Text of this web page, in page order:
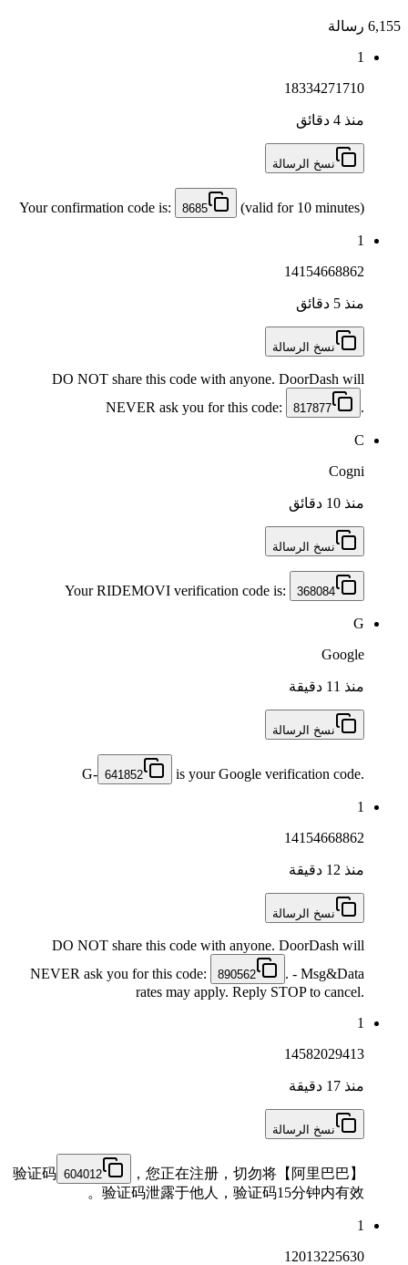
6,155 رسالة
1
18334271710
منذ 4 دقائق
نسخ الرسالة
Your confirmation code is: 8685 (valid for 10 minutes)
1
14154668862
منذ 5 دقائق
نسخ الرسالة
DO NOT share this code with anyone. DoorDash will
NEVER ask you for this code:
817877 .
C
Cogni
منذ 10 دقائق
نسخ الرسالة
Your RIDEMOVI verification code is: 368084
G
Google
منذ 11 دقيقة
نسخ الرسالة
G- 641852 is your Google verification code.
1
14154668862
منذ 12 دقيقة
نسخ الرسالة
DO NOT share this code with anyone. DoorDash will
NEVER ask you for this code:
890562
. - Msg&Data
rates may apply. Reply STOP to cancel.
1
14582029413
منذ 17 دقيقة
نسخ الرسالة
【阿里巴巴】验证码
604012
，您正在注册，切勿将
验证码泄露于他人，验证码15分钟内有效。
1
12013225630